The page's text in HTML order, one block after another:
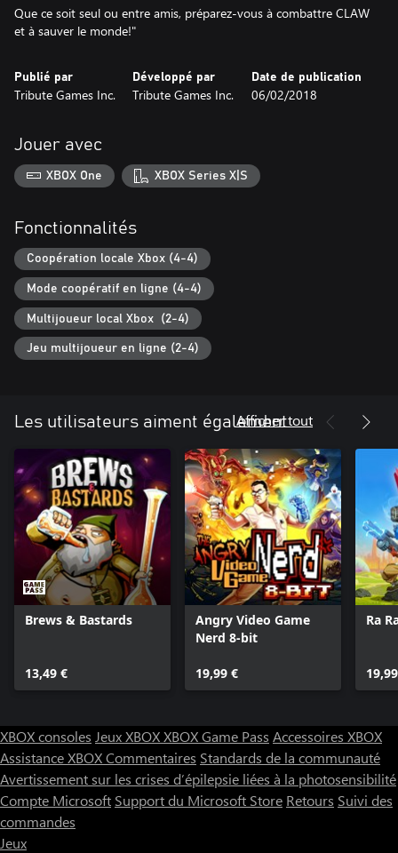
Que ce soit seul ou entre amis, préparez-vous à combattre CLAW
Publié par
Tribute Games Inc.
Développé par
Tribute Games Inc.
Date de publication
06/02/2018
Jouer avec
XBOX One XBOX Series X|S
Fonctionnalités
Coopération locale Xbox (4-4)
Mode coopératif en ligne (4-4)
Multijoueur local Xbox (2-4)
Jeu multijoueur en ligne (2-4)
Les utilisateurs aiment également
Afficher tout
Brews & Bastards
13,49 €
Angry Video Game
Nerd 8-bit
19,99 €
Ra
XBOX consoles Jeux XBOXXBOX Game Pass Accessoires XBOX
Assistance XBOXCommentaires Standards de la communauté
Avertissement sur les crises d’épilepsie liées à la photosensibilité
Compte Microsoft Support du Microsoft Store Retours Suivi des
commandes
Jeux